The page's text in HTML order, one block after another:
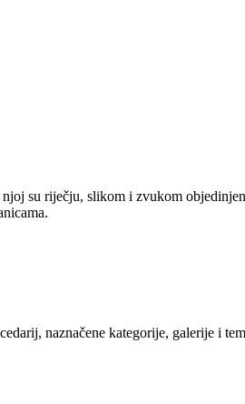
su riječju, slikom i zvukom
naznačene kategorije, galerije i